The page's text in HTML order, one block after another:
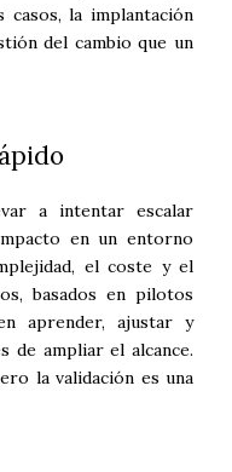
casos, la implantación
del cambio que un
a intentar escalar
en un entorno
el coste y el
basados en pilotos
aprender, ajustar y
de ampliar el alcance.
la validación es una